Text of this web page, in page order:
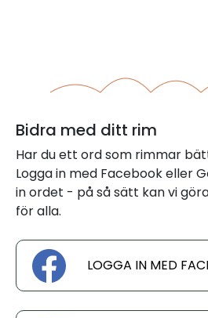
Bidra med ditt rim
Har du ett ord som rimmar
Logga in med Facebook eller
in ordet - på så sätt kan vi
för alla.
LOGGA IN MED